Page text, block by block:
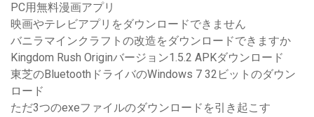
PC用無料漫画アプリ
映画やテレビアプリをダウンロードできません
バニラマインクラフトの改造をダウンロードできますか
Kingdom Rush Originバージョン1.5.2 APKダウンロード
東芝のBluetoothドライバのWindows 7 32ビットのダウン
ロード
ただ3つのexeファイルのダウンロードを引き起こす